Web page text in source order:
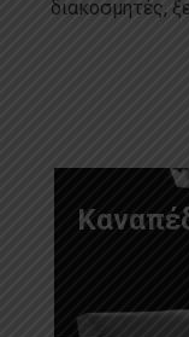
διακοσμητές,